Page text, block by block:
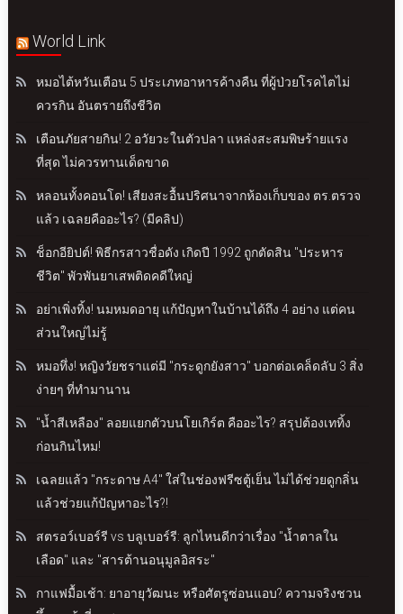
World Link
หมอไต้หวันเตือน 5 ประเภทอาหารค้างคืน ที่ผู้ป่วยโรคไตไม่
ควรกิน อันตรายถึงชีวิต
เตือนภัยสายกิน! 2 อวัยวะในตัวปลา แหล่งสะสมพิษร้ายแรง
ที่สุด ไม่ควรทานเด็ดขาด
หลอนทั้งคอนโด! เสียงสะอื้นปริศนาจากห้องเก็บของ ตร.ตรวจ
แล้ว เฉลยคืออะไร? (มีคลิป)
ช็อกอียิปต์! พิธีกรสาวชื่อดัง เกิดปี 1992 ถูกตัดสิน "ประหาร
ชีวิต" พัวพันยาเสพติดคดีใหญ่
อย่าเพิ่งทิ้ง! นมหมดอายุ แก้ปัญหาในบ้านได้ถึง 4 อย่าง แต่คน
ส่วนใหญ่ไม่รู้
หมอทึ่ง! หญิงวัยชราแต่มี "กระดูกยังสาว" บอกต่อเคล็ดลับ 3 สิ่ง
ง่ายๆ ที่ทำมานาน
"น้ำสีเหลือง" ลอยแยกตัวบนโยเกิร์ต คืออะไร? สรุปต้องเททิ้ง
ก่อนกินไหม!
เฉลยแล้ว "กระดาษ A4" ใส่ในช่องฟรีซตู้เย็น ไม่ได้ช่วยดูกลิ่น
แล้วช่วยแก้ปัญหาอะไร?!
สตรอว์เบอร์รี vs บลูเบอร์รี: ลูกไหนดีกว่าเรื่อง "น้ำตาลใน
เลือด" และ "สารต้านอนุมูลอิสระ"
กาแฟมื้อเช้า: ยาอายุวัฒนะ หรือศัตรูซ่อนแอบ? ความจริงชวน